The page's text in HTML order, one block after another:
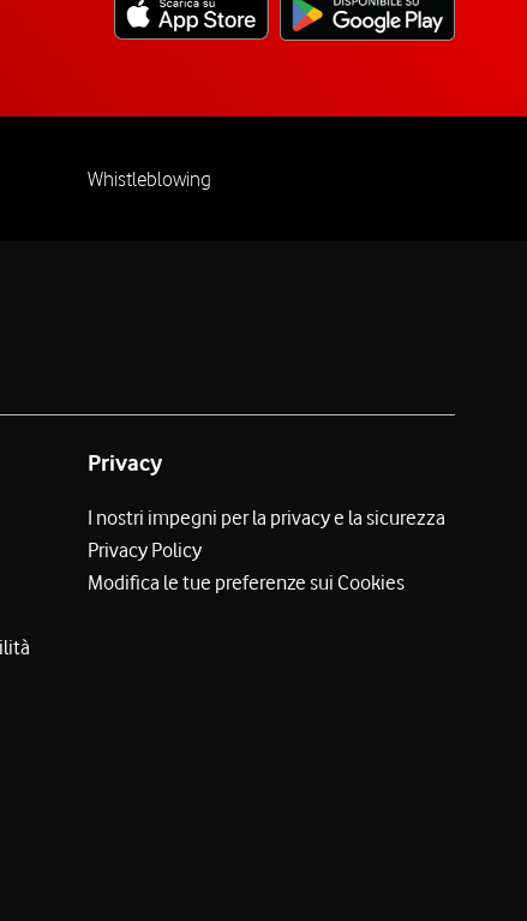
Whistleblowing
Privacy
I nostri impegni per la privacy e la sicurezza
Privacy Policy
Modifica le tue preferenze sui Cookies